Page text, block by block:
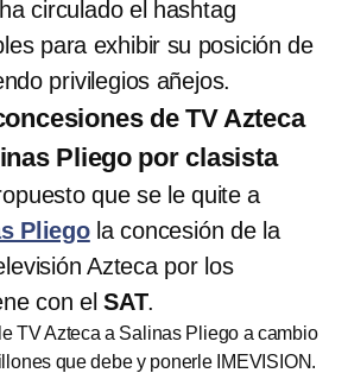
circulado el hashtag
para exhibir su posición de
privilegios añejos.
de TV Azteca
Pliego por clasista
que se le quite a
Pliego la concesión de la
Azteca por los
con elSAT.
TV Azteca a Salinas Pliego a cambio
que debe y ponerle IMEVISION.